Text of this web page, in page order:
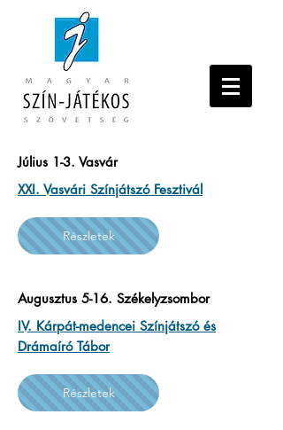
Július 1-3. Vasvár
XXI. Vasvári Színjátszó Fesztivál
Részletek
Augusztus 5-16. Székelyzsombor
IV. Kárpát-medencei Színjátszó és
Drámaíró Tábor
Részletek